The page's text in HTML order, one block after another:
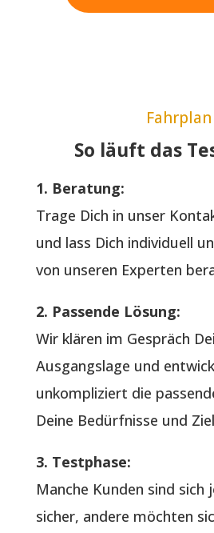
Fahrplan
So läuft das
1. Beratung:
Trage Dich in unser
und lass Dich individuell
von unseren Experten
2. Passende Lösung:
Wir klären im Gespräch
Ausgangslage und
unkompliziert die
Deine Bedürfnisse und
3. Testphase:
Manche Kunden sind sich
sicher, andere möchten